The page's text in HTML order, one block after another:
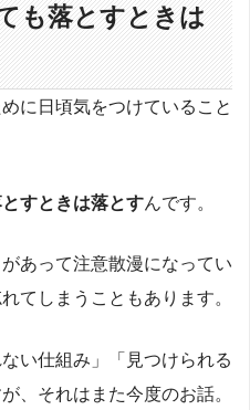
も落とすときは
に日頃気をつけていること
すときは落とすんです。
あって注意散漫になってい
てしまうこともあります。
い仕組み」「見つけられる
、それはまた今度のお話。